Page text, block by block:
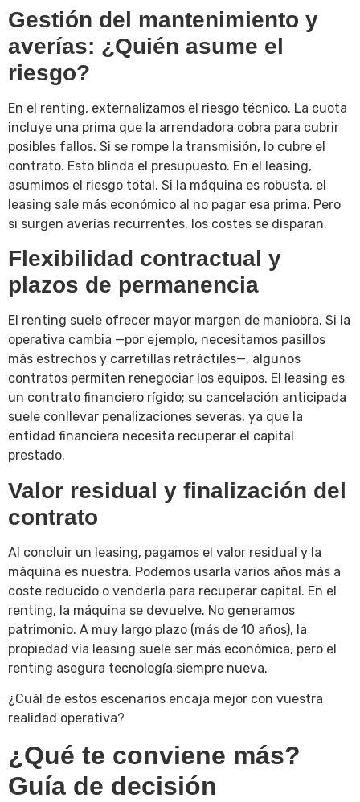
Gestión del mantenimiento y
averías: ¿Quién asume el
riesgo?
En el renting, externalizamos el riesgo técnico. La cuota
incluye una prima que la arrendadora cobra para cubrir
posibles fallos. Si se rompe la transmisión, lo cubre el
contrato. Esto blinda el presupuesto. En el leasing,
asumimos el riesgo total. Si la máquina es robusta, el
leasing sale más económico al no pagar esa prima. Pero
si surgen averías recurrentes, los costes se disparan.
Flexibilidad contractual y
plazos de permanencia
El renting suele ofrecer mayor margen de maniobra. Si la
operativa cambia —por ejemplo, necesitamos pasillos
más estrechos y carretillas retráctiles—, algunos
contratos permiten renegociar los equipos. El leasing es
un contrato financiero rígido; su cancelación anticipada
suele conllevar penalizaciones severas, ya que la
entidad financiera necesita recuperar el capital
prestado.
Valor residual y finalización del
contrato
Al concluir un leasing, pagamos el valor residual y la
máquina es nuestra. Podemos usarla varios años más a
coste reducido o venderla para recuperar capital. En el
renting, la máquina se devuelve. No generamos
patrimonio. A muy largo plazo (más de 10 años), la
propiedad vía leasing suele ser más económica, pero el
renting asegura tecnología siempre nueva.
¿Cuál de estos escenarios encaja mejor con vuestra
realidad operativa?
¿Qué te conviene más?
Guía de decisión